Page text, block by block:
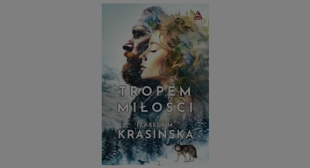
do
innej